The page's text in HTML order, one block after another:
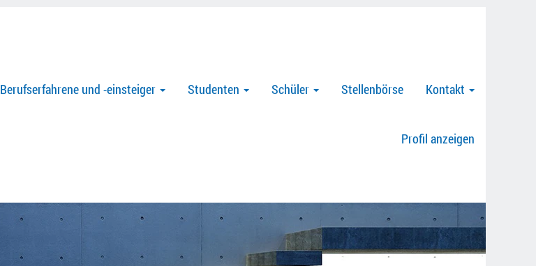
Berufserfahrene und -einsteiger Studenten Schüler Stellenbörse Kontakt
Profil anzeigen